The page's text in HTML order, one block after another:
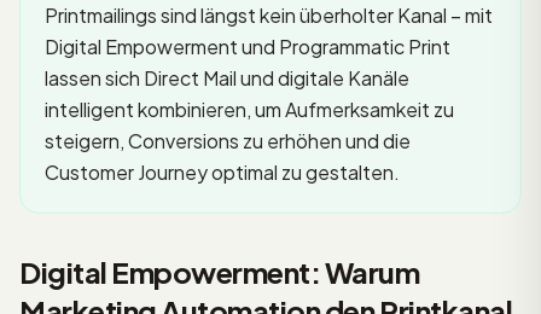
Printmailings sind längst kein überholter Kanal – mit
Digital Empowerment und Programmatic Print
lassen sich Direct Mail und digitale Kanäle
intelligent kombinieren, um Aufmerksamkeit zu
steigern, Conversions zu erhöhen und die
Customer Journey optimal zu gestalten.
Digital Empowerment: Warum